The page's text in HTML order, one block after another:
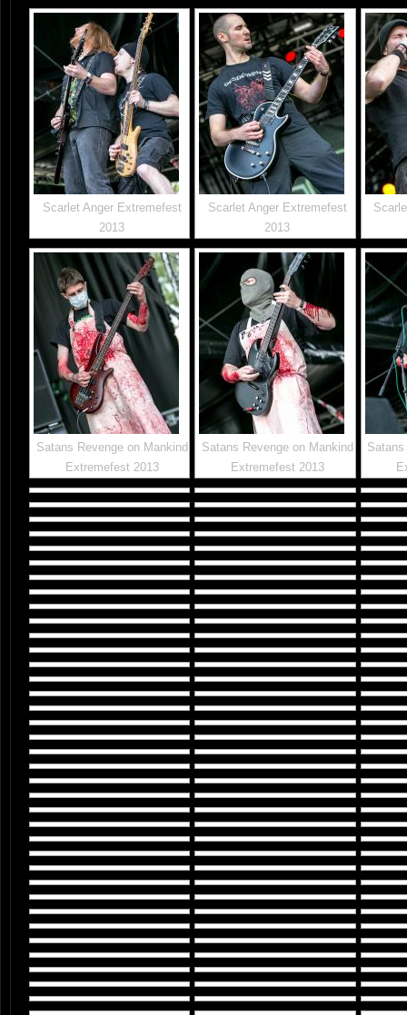
Scarlet Anger Extremefest
2013
Scarlet Anger Extremefest
2013
Satans Revenge on Mankind
Extremefest 2013
Satans Revenge on Mankind
Extremefest 2013